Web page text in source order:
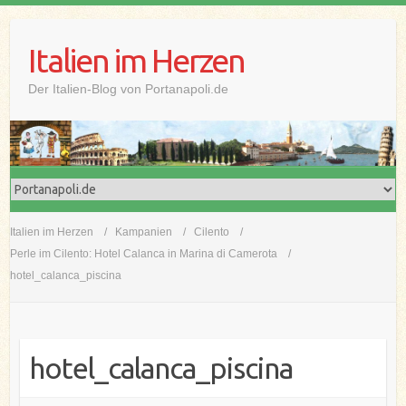
contentItalien im Herzen
Der Italien-Blog von Portanapoli.de
Italien im Herzen Kampanien
Cilento
Perle im Cilento: Hotel Calanca in Marina di Camerota
hotel_calanca_piscina
hotel_calanca_piscina